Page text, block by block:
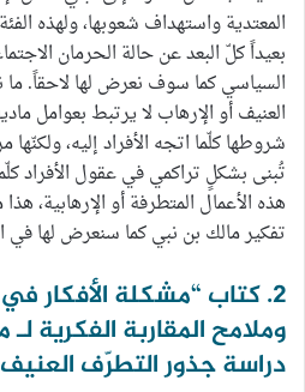
المعتدية واستهداف شعوبها، ولهذه
بعيداً كلّ البعد عن حالة الحرمان
السياسي كما سوف نعرض لها لاحقاً. ما
العنيف أو الإرهاب لا يرتبط بعوامل
شروطها كلّما اتجه الأفراد إليه،
تُبنى بشكلٍ تراكمي في عقول الأفراد
هذه الأعمال المتطرفة أو الإرهابية،
تفكير مالك بن نبي كما سنعرض لها في
2. كتاب “مشكلة الأفكار
وملامح المقاربة الفكرية
دراسة جذور التطرّف